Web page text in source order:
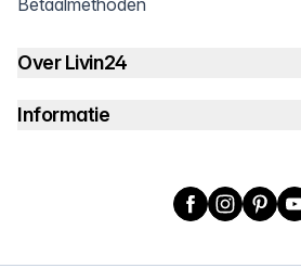
Over Livin24
Informatie
Facebook
Instagram